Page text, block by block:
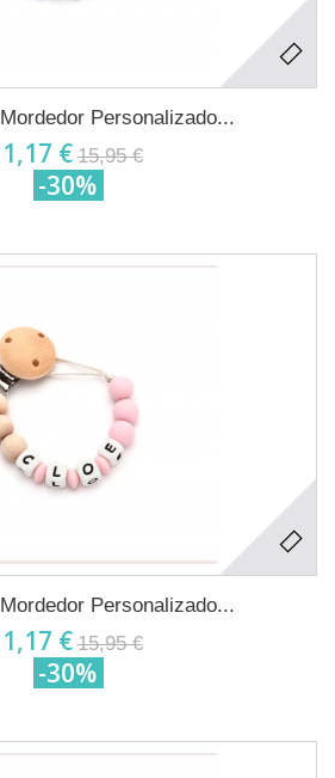
Personalizado...
€ 15,95 €
-30%
Personalizado...
€ 15,95 €
-30%